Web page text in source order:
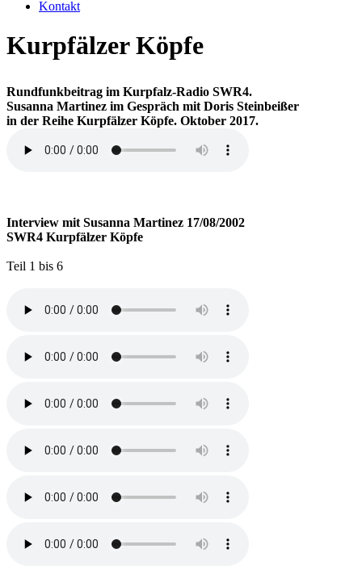
Kontakt
Kurpfälzer Köpfe
Rundfunkbeitrag im Kurpfalz-Radio SWR4.
Susanna Martinez im Gespräch mit Doris Steinbeißer
in der Reihe Kurpfälzer Köpfe. Oktober 2017.
Interview mit Susanna Martinez 17/08/2002
SWR4 Kurpfälzer Köpfe
Teil 1 bis 6